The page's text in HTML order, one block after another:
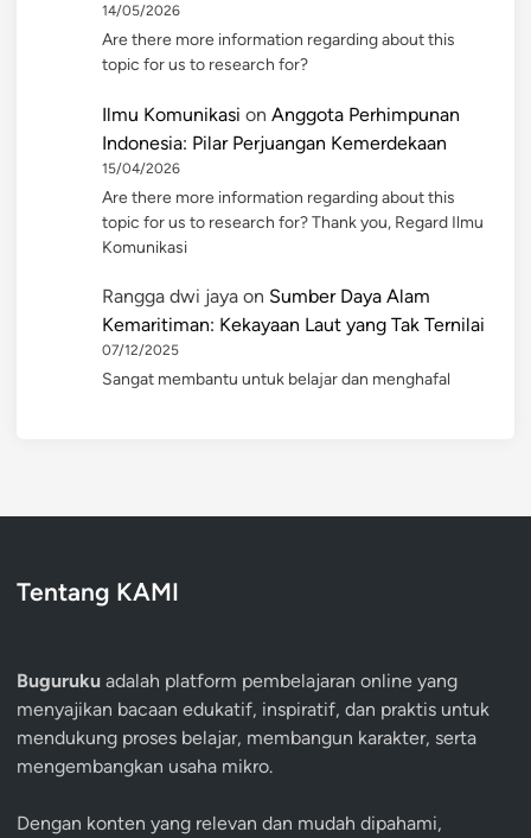
14/05/2026
Are there more information regarding about this
topic for us to research for?
Ilmu Komunikasi on Anggota Perhimpunan
Indonesia: Pilar Perjuangan Kemerdekaan
15/04/2026
Are there more information regarding about this
topic for us to research for? Thank you, Regard Ilmu
Komunikasi
Rangga dwi jaya on Sumber Daya Alam
Kemaritiman: Kekayaan Laut yang Tak Ternilai
07/12/2025
Sangat membantu untuk belajar dan menghafal
Tentang KAMI
Buguruku adalah platform pembelajaran online yang
menyajikan bacaan edukatif, inspiratif, dan praktis untuk
mendukung proses belajar, membangun karakter, serta
mengembangkan usaha mikro.
Dengan konten yang relevan dan mudah dipahami,